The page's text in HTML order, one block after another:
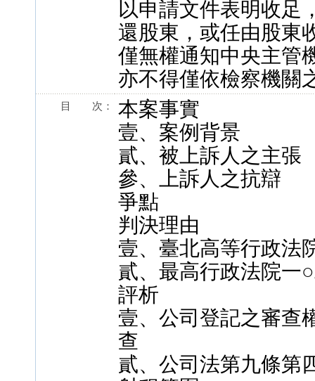
以申請文件表明收足
還股東，或任由股東
僅無權通知中央主管
亦不得僅依檢察機關
目 次：
本案事實
壹、案例背景
貳、被上訴人之主張
參、上訴人之抗辯
爭點
判決理由
壹、臺北高等行政法
貳、最高行政法院一
評析
壹、公司登記之審查
查
貳、公司法第九條第